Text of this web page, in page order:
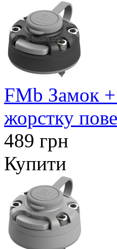
FMb Замок
жорстку
489 грн
Купити